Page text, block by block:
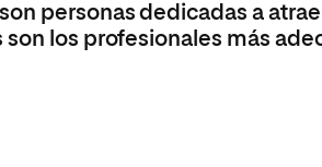
personas dedicadas a
los profesionales más